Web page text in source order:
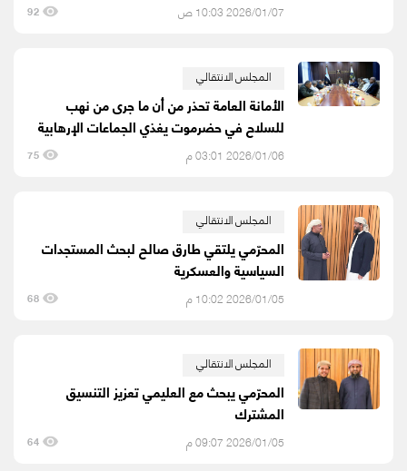
2026/01/07 10:03 ص 92
المجلس الانتقالي
الأمانة العامة تحذر من أن ما جرى من نهب
للسلاح في حضرموت يغذي الجماعات الإرهابية
2026/01/06 03:01 م 75
المجلس الانتقالي
المحرّمي يلتقي طارق صالح لبحث المستجدات
السياسية والعسكرية
2026/01/05 10:02 م 68
المجلس الانتقالي
المحرّمي يبحث مع العليمي تعزيز التنسيق
المشترك
2026/01/05 09:07 م 64